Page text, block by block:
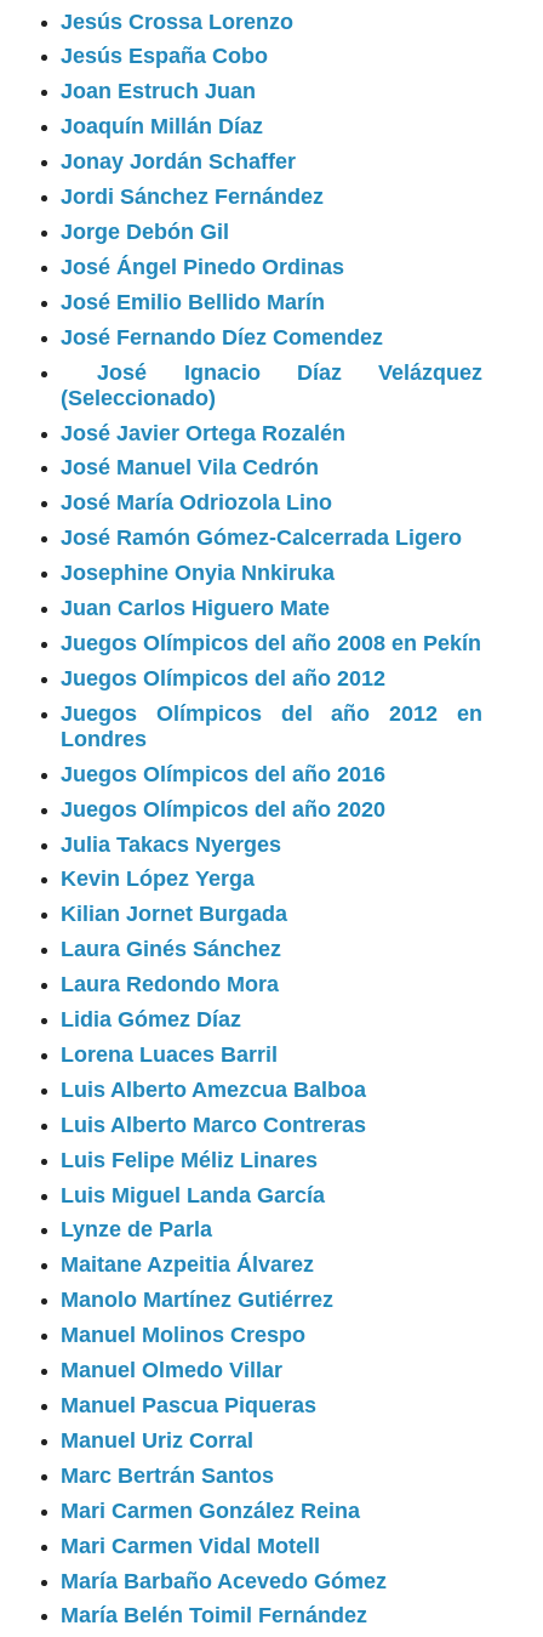
Jesús Crossa Lorenzo
Jesús España Cobo
Joan Estruch Juan
Joaquín Millán Díaz
Jonay Jordán Schaffer
Jordi Sánchez Fernández
Jorge Debón Gil
José Ángel Pinedo Ordinas
José Emilio Bellido Marín
José Fernando Díez Comendez
José Ignacio Díaz Velázquez
(Seleccionado)
José Javier Ortega Rozalén
José Manuel Vila Cedrón
José María Odriozola Lino
José Ramón Gómez-Calcerrada Ligero
Josephine Onyia Nnkiruka
Juan Carlos Higuero Mate
Juegos Olímpicos del año 2008 en Pekín
Juegos Olímpicos del año 2012
Juegos Olímpicos del año 2012 en
Londres
Juegos Olímpicos del año 2016
Juegos Olímpicos del año 2020
Julia Takacs Nyerges
Kevin López Yerga
Kilian Jornet Burgada
Laura Ginés Sánchez
Laura Redondo Mora
Lidia Gómez Díaz
Lorena Luaces Barril
Luis Alberto Amezcua Balboa
Luis Alberto Marco Contreras
Luis Felipe Méliz Linares
Luis Miguel Landa García
Lynze de Parla
Maitane Azpeitia Álvarez
Manolo Martínez Gutiérrez
Manuel Molinos Crespo
Manuel Olmedo Villar
Manuel Pascua Piqueras
Manuel Uriz Corral
Marc Bertrán Santos
Mari Carmen González Reina
Mari Carmen Vidal Motell
María Barbaño Acevedo Gómez
María Belén Toimil Fernández